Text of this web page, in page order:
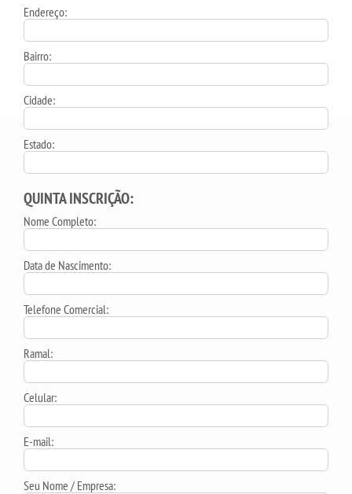
Endereço:
Bairro:
Cidade:
Estado:
QUINTA INSCRIÇÃO:
Nome Completo:
Data de Nascimento:
Telefone Comercial:
Ramal:
Celular:
E-mail:
Seu Nome / Empresa: